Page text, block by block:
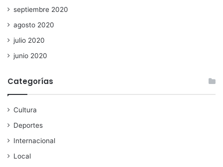
septiembre 2020
agosto 2020
julio 2020
junio 2020
Categorías
Cultura
Deportes
Internacional
Local